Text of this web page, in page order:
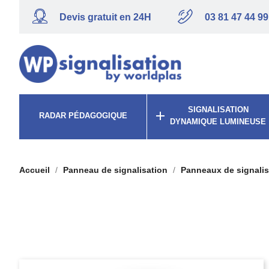
Devis gratuit en 24H 03 81 47 44 99
RADAR PÉDAGOGIQUE 
SIGNALISATION
DYNAMIQUE LUMINEUSE
Accueil Panneau de signalisation Panneaux de